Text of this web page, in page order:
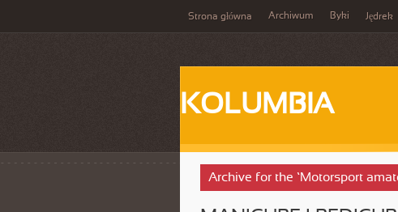
Strona główna Archiwum Byki Jędrek
KOLUMBIA
Archive for the ‘Motorsport